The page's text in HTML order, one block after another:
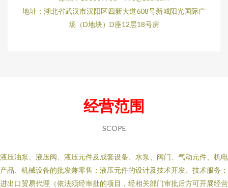
地址：湖北省武汉市汉阳区四新大道608号新城阳光国际广
场（D地块）D座12层18号房
经营范围
SCOPE
液压油泵、液压阀、液压元件及成套设备、水泵、阀门、气动元件、机电
产品、机械设备的批发兼零售；液压元件的设计及技术开发、技术服务；
进出口贸易代理（依法须经审批的项目，经相关部门审批后方可开展经营